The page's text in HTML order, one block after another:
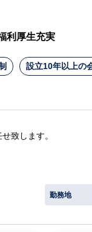
利厚生充実
設立10年以上の
致します。
勤務地